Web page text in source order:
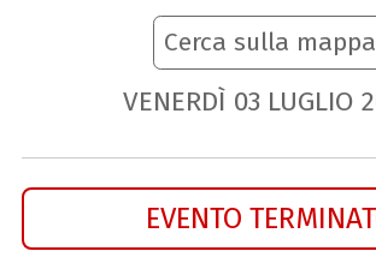
Cerca sulla mappa
VENERDÌ 03 LUGLIO
EVENTO